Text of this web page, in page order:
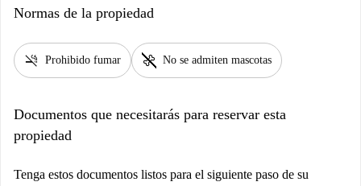
Normas de la propiedad
smoke_free Prohibido fumar pet_supplies No se admiten mascotas
Documentos que necesitarás para reservar esta
propiedad
Tenga estos documentos listos para el siguiente paso de su